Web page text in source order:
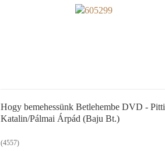
Hogy bemehessünk Betlehembe DVD - Pitti
Katalin/Pálmai Árpád (Baju Bt.)
(4557)